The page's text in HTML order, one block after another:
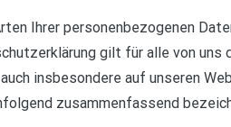
Ihrer personenbezogenen
gilt für alle von uns
insbesondere auf unseren
zusammenfassend